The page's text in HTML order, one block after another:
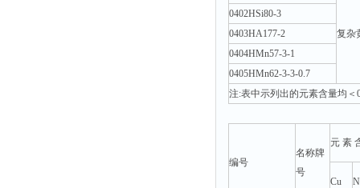
复杂
0402HSi80-3
0403HA177-2
0404HMn57-3-1
0405HMn62-3-3-0.7
注:表中示列出的元素含量均＜
编号
名称牌
号
元 素
Cu